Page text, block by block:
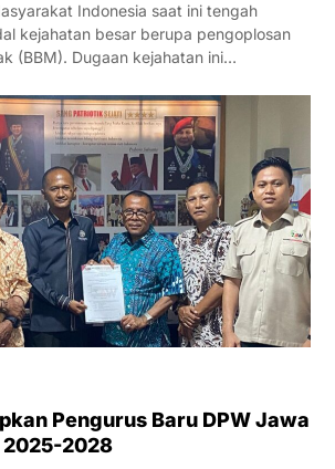
Indonesia saat ini tengah
kejahatan besar berupa pengoplosan
(BBM). Dugaan kejahatan ini…
Pengurus Baru DPW Jawa
2025-2028